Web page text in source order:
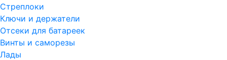
Стреплоки
Ключи и держатели
Отсеки для батареек
Винты и саморезы
Лады